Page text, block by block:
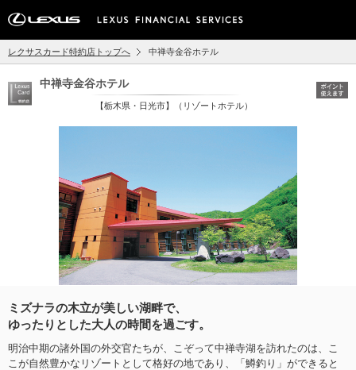
レクサスカード特約店トップへ 中禅寺金谷ホテル
中禅寺金谷ホテル
【栃木県・日光市】（リゾートホテル）
ミズナラの木立が美しい湖畔で、
ゆったりとした大人の時間を過ごす。
明治中期の諸外国の外交官たちが、こぞって中禅寺湖を訪れたのは、こ
こが自然豊かなリゾートとして格好の地であり、「鱒釣り」ができると